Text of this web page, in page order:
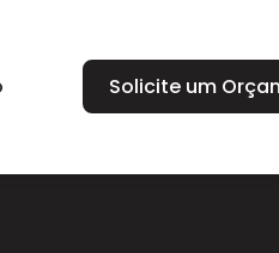
Solicite um